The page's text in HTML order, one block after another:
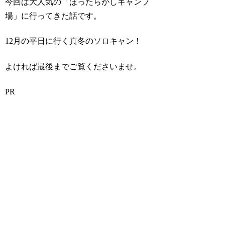
今回は大人気の「ほったらかしキャンプ
場」に行ってきた話です。
12月の平日に行く真冬のソロキャン！
よければ最後までご覧くださいませ。
PR